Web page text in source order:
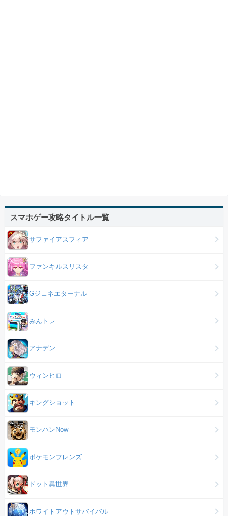
スマホゲー攻略タイトル一覧
サファイアスフィア
ファンキルスリスタ
Gジェネエターナル
みんトレ
アナデン
ウィンヒロ
キングショット
モンハンNow
ポケモンフレンズ
ドット異世界
ホワイトアウトサバイバル